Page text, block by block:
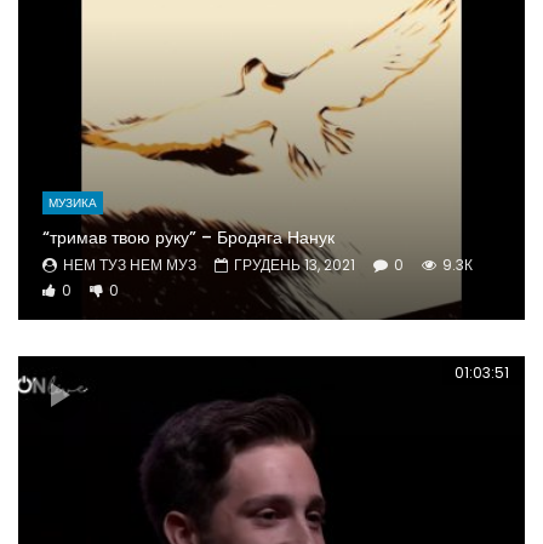
МУЗИКА
“тримав твою руку” – Бродяга Нанук
НЕМ ТУЗ НЕМ МУЗ ГРУДЕНЬ 13, 2021 0
9.3К
0
0
01:03:51